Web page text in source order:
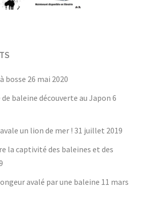
bosse 26 mai 2020
baleine découverte au Japon 6
un lion de mer ! 31 juillet 2019
la captivité des baleines et des
avalé par une baleine 11 mars